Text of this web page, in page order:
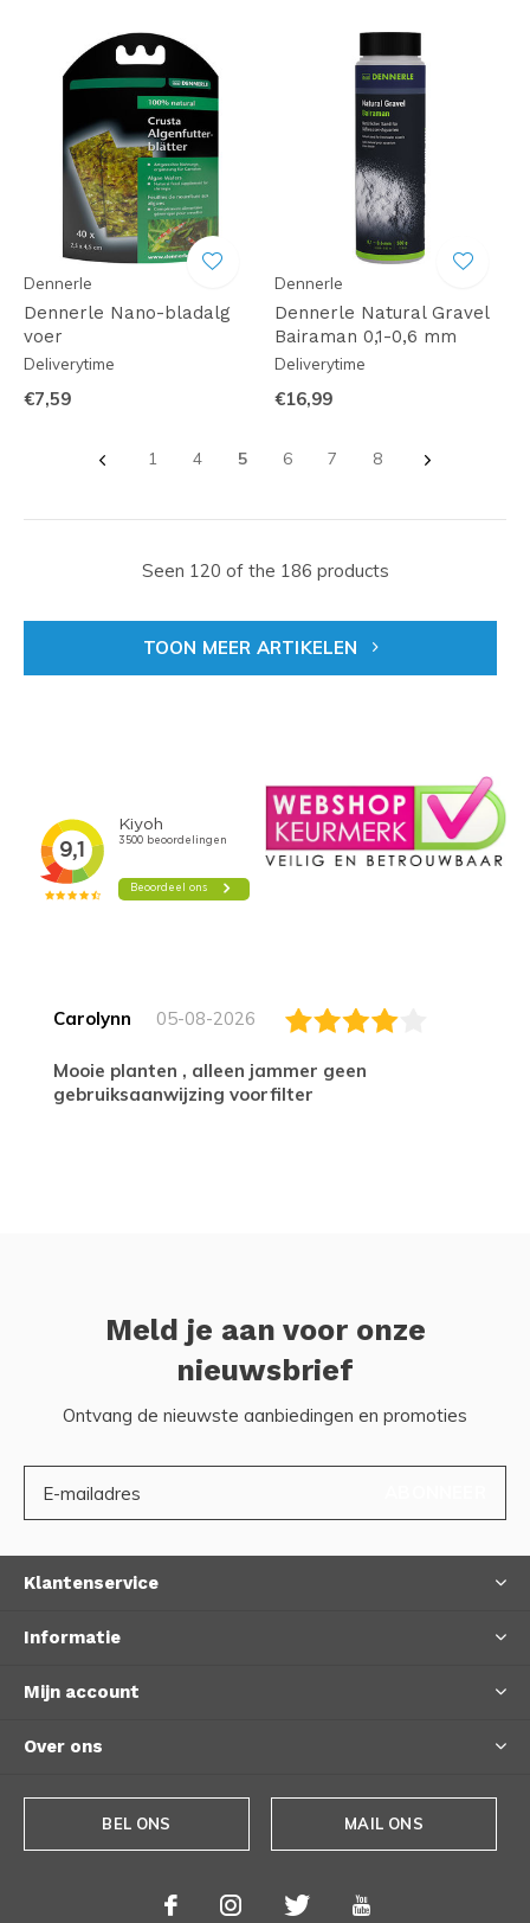
Dennerle
Dennerle Nano-bladalg
voer
Deliverytime
€7,59
Dennerle
Dennerle Natural Gravel
Bairaman 0,1-0,6 mm
Deliverytime
€16,99
1 4 5 6 7 8
Seen 120 of the 186 products
TOON MEER ARTIKELEN
Carolynn 05-08-2026
Mooie planten , alleen jammer geen
gebruiksaanwijzing voorfilter
Meld je aan voor onze
nieuwsbrief
Ontvang de nieuwste aanbiedingen en promoties
Klantenservice
Informatie
Mijn account
Over ons
BEL ONS MAIL ONS